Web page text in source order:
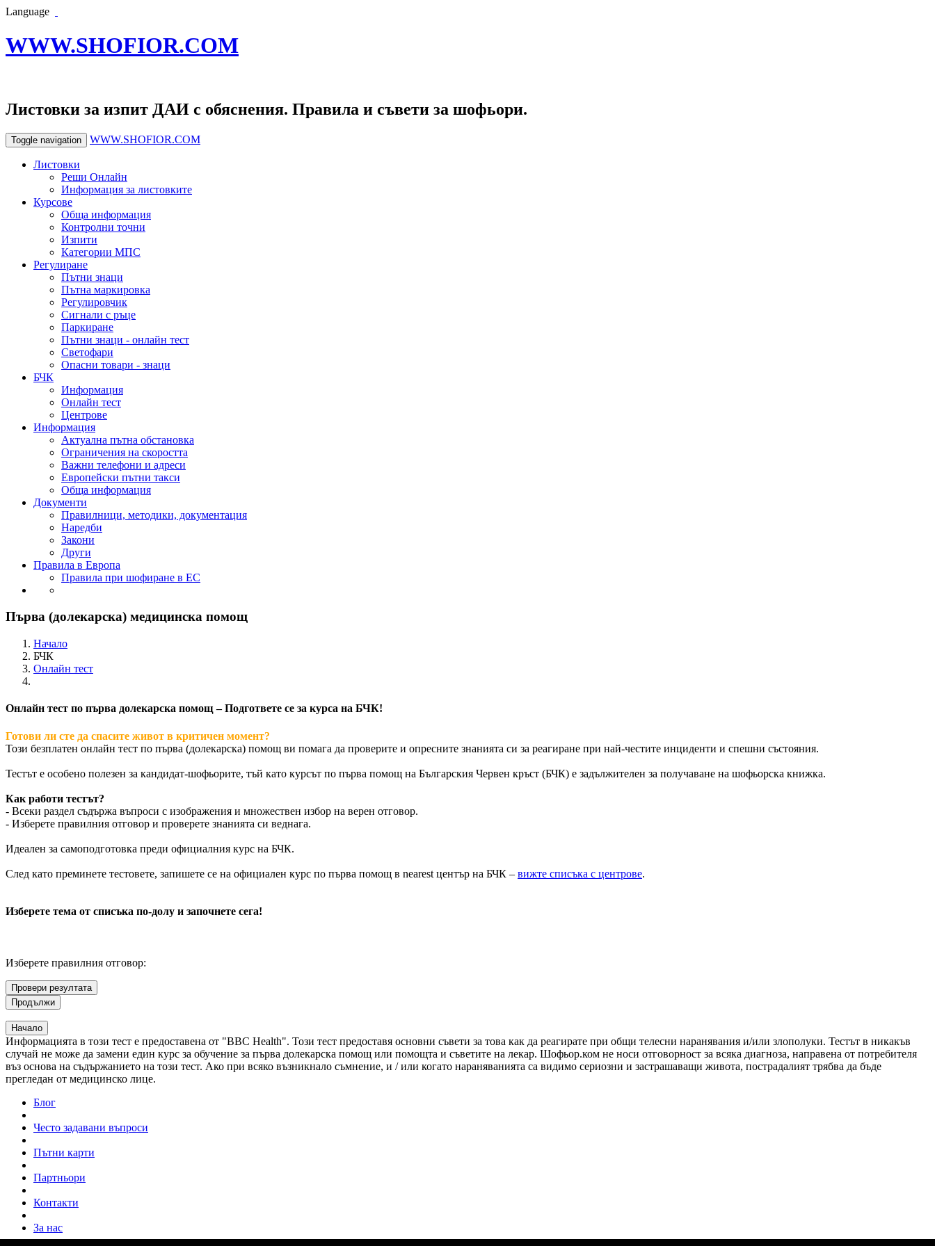
Language
WWW.SHOFIOR.COM
Листовки за изпит ДАИ с обяснения. Правила и съвети за шофьори.
Toggle navigation WWW.SHOFIOR.COM
Листовки
Реши Онлайн
Информация за листовките
Курсове
Обща информация
Контролни точни
Изпити
Категории МПС
Регулиране
Пътни знаци
Пътна маркировка
Регулировчик
Сигнали с ръце
Паркиране
Пътни знаци - онлайн тест
Светофари
Опасни товари - знаци
БЧК
Информация
Онлайн тест
Центрове
Информация
Актуална пътна обстановка
Ограничения на скоростта
Важни телефони и адреси
Европейски пътни такси
Обща информация
Документи
Правилници, методики, документация
Наредби
Закони
Други
Правила в Европа
Правила при шофиране в ЕС
Първа (долекарска) медицинска помощ
Начало
БЧК
Онлайн тест
Онлайн тест по първа долекарска помощ – Подгответе се за курса на БЧК!
Готови ли сте да спасите живот в критичен момент?
Този безплатен онлайн тест по първа (долекарска) помощ ви помага да проверите и опресните знанията си за реагиране при най-честите инциденти и спешни състояния.
Тестът е особено полезен за кандидат-шофьорите, тъй като курсът по първа помощ на Българския Червен кръст (БЧК) е задължителен за получаване на шофьорска книжка.
Как работи тестът?
- Всеки раздел съдържа въпроси с изображения и множествен избор на верен отговор.
- Изберете правилния отговор и проверете знанията си веднага.
Идеален за самоподготовка преди официалния курс на БЧК.
След като преминете тестовете, запишете се на официален курс по първа помощ в nearest център на БЧК – вижте списъка с центрове.
Изберете тема от списъка по-долу и започнете сега!
Изберете правилния отговор:
Провери резултата
Продължи
Начало
Информацията в този тест е предоставена от "BBC Health". Този тест предоставя основни съвети за това как да реагирате при общи телесни наранявания и/или злополуки. Тестът в никакъв
случай не може да замени един курс за обучение за първа долекарска помощ или помощта и съветите на лекар. Шофьор.ком не носи отговорност за всяка диагноза, направена от потребителя
въз основа на съдържанието на този тест. Ако при всяко възникнало съмнение, и / или когато нараняванията са видимо сериозни и застрашаващи живота, пострадалият трябва да бъде
прегледан от медицинско лице.
Блог
Често задавани въпроси
Пътни карти
Партньори
Контакти
За нас